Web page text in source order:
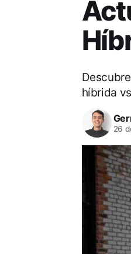
híbrida
26